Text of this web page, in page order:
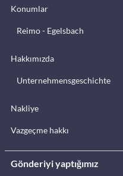
Konumlar
Reimo - Egelsbach
Hakkımızda
Unternehmensgeschichte
Nakliye
Vazgeçme hakkı
Gönderiyi yaptığımız